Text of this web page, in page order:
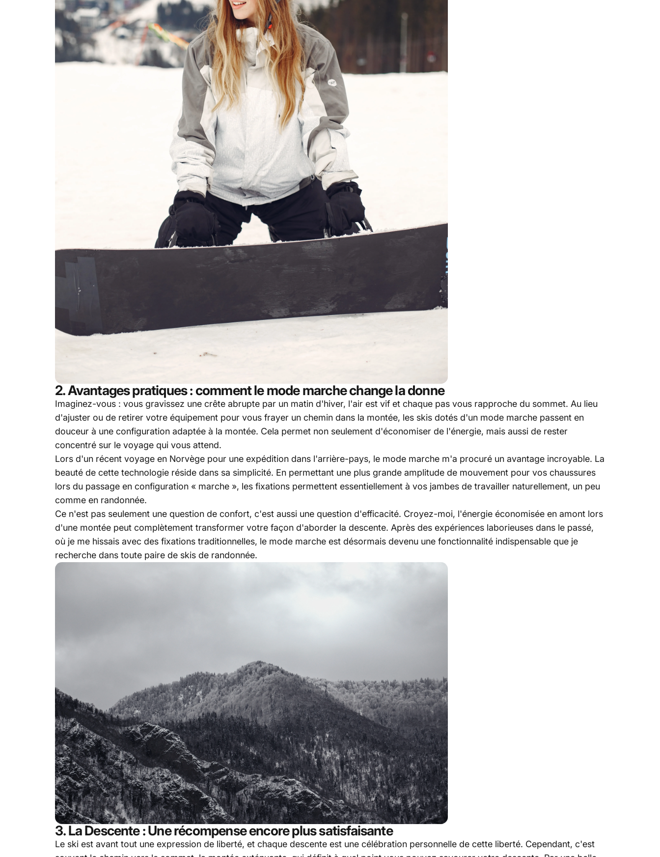
2. Avantages pratiques : comment le mode marche change la donne
Imaginez-vous : vous gravissez une crête abrupte par un matin d'hiver, l'air est vif et chaque pas vous rapproche du sommet. Au lieu
d'ajuster ou de retirer votre équipement pour vous frayer un chemin dans la montée, les skis dotés d'un mode marche passent en
douceur à une configuration adaptée à la montée. Cela permet non seulement d'économiser de l'énergie, mais aussi de rester
concentré sur le voyage qui vous attend.
Lors d'un récent voyage en Norvège pour une expédition dans l'arrière-pays, le mode marche m'a procuré un avantage incroyable. La
beauté de cette technologie réside dans sa simplicité. En permettant une plus grande amplitude de mouvement pour vos chaussures
lors du passage en configuration « marche », les fixations permettent essentiellement à vos jambes de travailler naturellement, un peu
comme en randonnée.
Ce n'est pas seulement une question de confort, c'est aussi une question d'efficacité. Croyez-moi, l'énergie économisée en amont lors
d'une montée peut complètement transformer votre façon d'aborder la descente. Après des expériences laborieuses dans le passé,
où je me hissais avec des fixations traditionnelles, le mode marche est désormais devenu une fonctionnalité indispensable que je
recherche dans toute paire de skis de randonnée.
3. La Descente : Une récompense encore plus satisfaisante
Le ski est avant tout une expression de liberté, et chaque descente est une célébration personnelle de cette liberté. Cependant, c'est